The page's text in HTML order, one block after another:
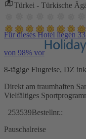
Türkei - Türkische
Für dieses Hotel liegen
von 98% vor
8-tägige Flugreise, DZ
Direkt am traumhaften
Vielfältiges
253539Bestellnr.:
Pauschalreise